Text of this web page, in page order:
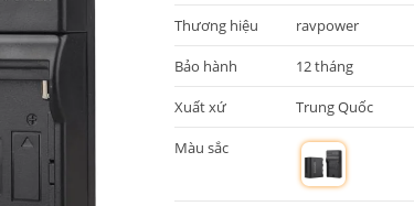
Thương hiệu ravpower
Bảo hành 12 tháng
Xuất xứ Trung Quốc
Màu sắc
m